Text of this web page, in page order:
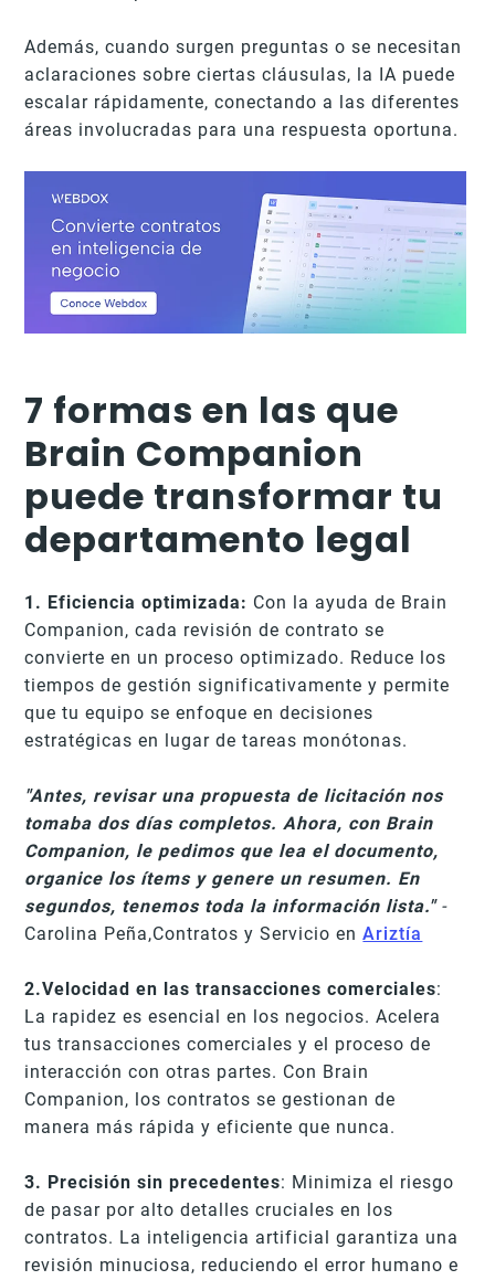
Además, cuando surgen preguntas o se necesitan
aclaraciones sobre ciertas cláusulas, la IA puede
escalar rápidamente, conectando a las diferentes
áreas involucradas para una respuesta oportuna.
7 formas en las que
Brain Companion
puede transformar tu
departamento legal
1. Eficiencia optimizada: Con la ayuda de Brain
Companion, cada revisión de contrato se
convierte en un proceso optimizado. Reduce los
tiempos de gestión significativamente y permite
que tu equipo se enfoque en decisiones
estratégicas en lugar de tareas monótonas.
"Antes, revisar una propuesta de licitación nos
tomaba dos días completos. Ahora, con Brain
Companion, le pedimos que lea el documento,
organice los ítems y genere un resumen. En
segundos, tenemos toda la información lista." -
Carolina Peña,Contratos y Servicio enAriztía
2.Velocidad en las transacciones comerciales:
La rapidez es esencial en los negocios. Acelera
tus transacciones comerciales y el proceso de
interacción con otras partes. Con Brain
Companion, los contratos se gestionan de
manera más rápida y eficiente que nunca.
3. Precisión sin precedentes: Minimiza el riesgo
de pasar por alto detalles cruciales en los
contratos. La inteligencia artificial garantiza una
revisión minuciosa, reduciendo el error humano e